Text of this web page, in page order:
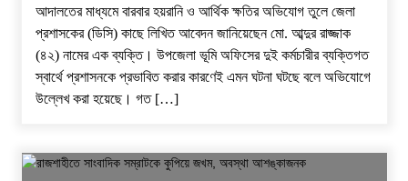
আদালতের মাধ্যমে বারবার হয়রানি ও আর্থিক ক্ষতির অভিযোগ তুলে জেলা
প্রশাসকের (ডিসি) কাছে লিখিত আবেদন জানিয়েছেন মো. আব্দুর রাজ্জাক
(৪২) নামের এক ব্যক্তি। উপজেলা ভূমি অফিসের দুই কর্মচারীর ব্যক্তিগত
স্বার্থে প্রশাসনকে প্রভাবিত করার কারণেই এমন ঘটনা ঘটছে বলে অভিযোগে
উল্লেখ করা হয়েছে। ​গত […]